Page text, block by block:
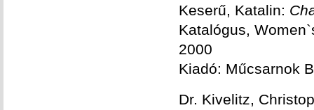
Keserű, Katalin:
Katalógus,
2000
Kiadó: Műcsarnok
Dr. Kivelitz,